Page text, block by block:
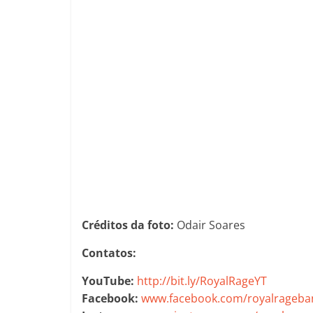
Créditos da foto: Odair Soares
Contatos:
YouTube: http://bit.ly/RoyalRageYT
Facebook: www.facebook.com/